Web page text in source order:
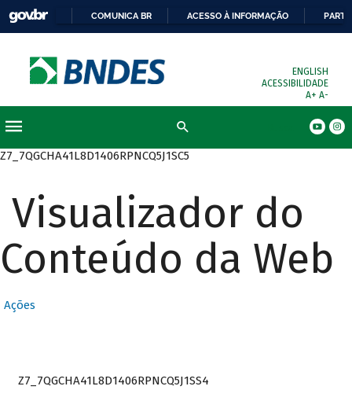
COMUNICA BR ACESSO À INFORMAÇÃO
ENGLISH
ACESSIBILIDADE
A+ A-
Z7_7QGCHA41L8D1406RPNCQ5J1SC5
Visualizador do
Conteúdo da Web
Ações
Z7_7QGCHA41L8D1406RPNCQ5J1SS4